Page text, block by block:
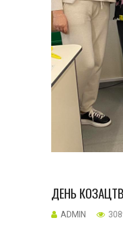
ДЕНЬ
ADMIN